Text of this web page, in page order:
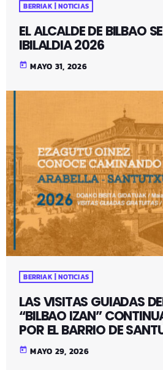
BERRIAK | NOTICIAS
EL ALCALDE DE BILBAO
IBILALDIA 2026
today MAYO 31, 2026
BERRIAK | NOTICIAS
LAS VISITAS GUIADAS
“BILBAO IZAN”
POR EL BARRIO DE
today MAYO 29, 2026